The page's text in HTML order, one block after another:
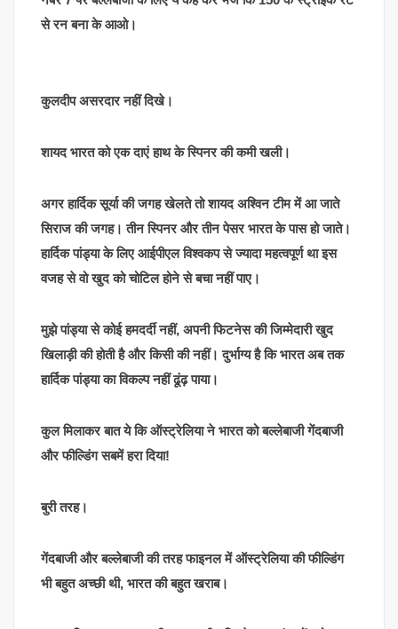
से रन बना के आओ।
कुलदीप असरदार नहीं दिखे।
शायद भारत को एक दाएं हाथ के स्पिनर की कमी खली।
अगर हार्दिक सूर्या की जगह खेलते तो शायद अश्विन टीम में आ जाते
सिराज की जगह। तीन स्पिनर और तीन पेसर भारत के पास हो जाते।
हार्दिक पांड्या के लिए आईपीएल विश्वकप से ज्यादा महत्वपूर्ण था इस
वजह से वो खुद को चोटिल होने से बचा नहीं पाए।
मुझे पांड्या से कोई हमदर्दी नहीं, अपनी फिटनेस की जिम्मेदारी खुद
खिलाड़ी की होती है और किसी की नहीं। दुर्भाग्य है कि भारत अब तक
हार्दिक पांड्या का विकल्प नहीं ढूंढ़ पाया।
कुल मिलाकर बात ये कि ऑस्ट्रेलिया ने भारत को बल्लेबाजी गेंदबाजी
और फील्डिंग सबमें हरा दिया!
बुरी तरह।
गेंदबाजी और बल्लेबाजी की तरह फाइनल में ऑस्ट्रेलिया की फील्डिंग
भी बहुत अच्छी थी, भारत की बहुत खराब।